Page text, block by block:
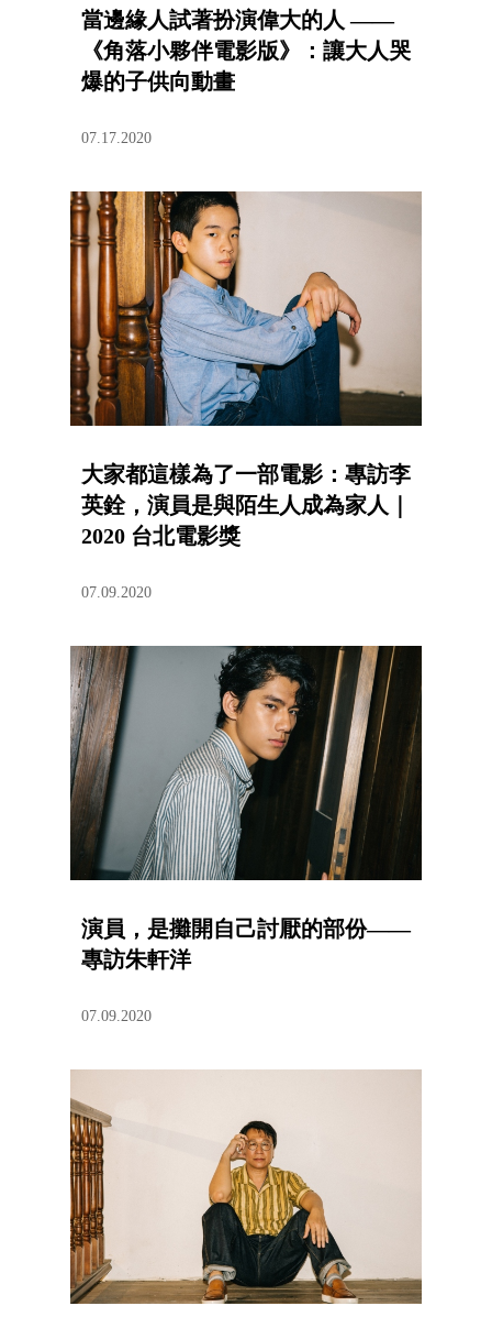
當邊緣人試著扮演偉大的人 ——
《角落小夥伴電影版》：讓大人哭
爆的子供向動畫
07.17.2020
大家都這樣為了一部電影：專訪李
英銓，演員是與陌生人成為家人｜
2020 台北電影獎
07.09.2020
演員，是攤開自己討厭的部份——
專訪朱軒洋
07.09.2020